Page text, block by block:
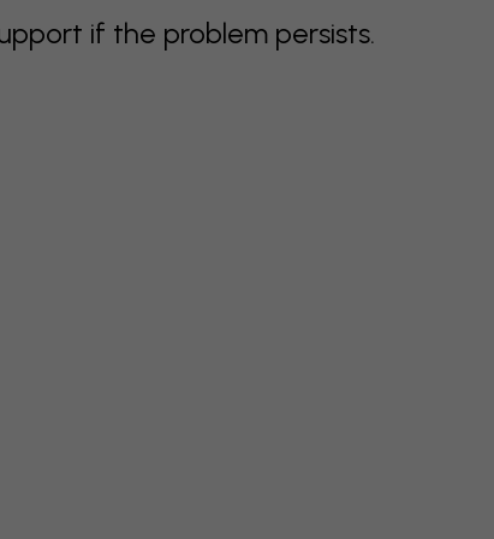
if the problem persists.